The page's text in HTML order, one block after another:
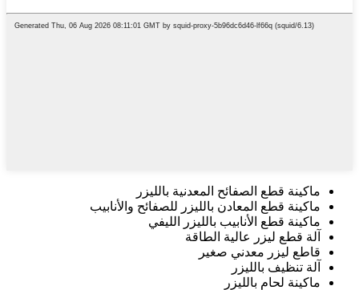
ماكينة قطع الصفائح المعدنية بالليزر
ماكينة قطع المعادن بالليزر للصفائح والأنابيب
ماكينة قطع الأنابيب بالليزر الليفي
آلة قطع ليزر عالية الطاقة
قاطع ليزر معدني صغير
آلة تنظيف بالليزر
ماكينة لحام بالليزر